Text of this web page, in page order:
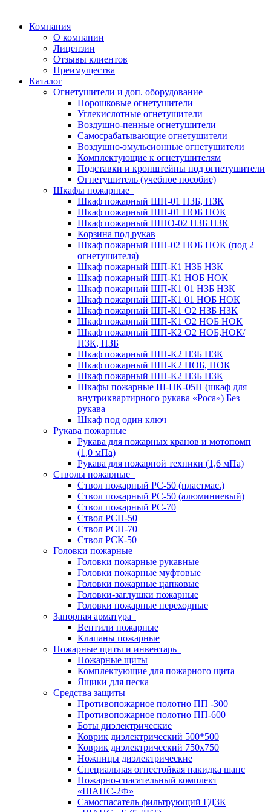
Компания
О компании
Лицензии
Отзывы клиентов
Преимущества
Каталог
Огнетушители и доп. оборудование
Порошковые огнетушители
Углекислотные огнетушители
Воздушно-пенные огнетушители
Самосрабатывающие огнетушители
Воздушно-эмульсионные огнетушители
Комплектующие к огнетушителям
Подставки и кронштейны под огнетушители
Огнетушитель (учебное пособие)
Шкафы пожарные
Шкаф пожарный ШП-01 НЗБ, НЗК
Шкаф пожарный ШП-01 НОБ НОК
Шкаф пожарный ШПО-02 НЗБ НЗК
Корзина под рукав
Шкаф пожарный ШП-02 НОБ НОК (под 2
огнетушителя)
Шкаф пожарный ШП-К1 НЗБ НЗК
Шкаф пожарный ШП-К1 НОБ НОК
Шкаф пожарный ШП-К1 01 НЗБ НЗК
Шкаф пожарный ШП-К1 01 НОБ НОК
Шкаф пожарный ШП-К1 О2 НЗБ НЗК
Шкаф пожарный ШП-К1 О2 НОБ НОК
Шкаф пожарный ШП-К2 О2 НОБ,НОК/
НЗК, НЗБ
Шкаф пожарный ШП-К2 НЗБ НЗК
Шкаф пожарный ШП-К2 НОБ, НОК
Шкаф пожарный ШП-К2 НЗБ НЗК
Шкафы пожарные Ш-ПК-05Н (шкаф для
внутриквартирного рукава «Роса») Без
рукава
Шкаф под один ключ
Рукава пожарные
Рукава для пожарных кранов и мотопомп
(1,0 мПа)
Рукава для пожарной техники (1,6 мПа)
Стволы пожарные
Ствол пожарный РС-50 (пластмас.)
Ствол пожарный РС-50 (алюминиевый)
Ствол пожарный РС-70
Ствол РСП-50
Ствол РСП-70
Ствол РСК-50
Головки пожарные
Головки пожарные рукавные
Головки пожарные муфтовые
Головки пожарные цапковые
Головки-заглушки пожарные
Головки пожарные переходные
Запорная арматура
Вентили пожарные
Клапаны пожарные
Пожарные щиты и инвентарь
Пожарные щиты
Комплектующие для пожарного щита
Ящики для песка
Средства защиты
Противопожарное полотно ПП -300
Противопожарное полотно ПП-600
Боты диэлектрические
Коврик диэлектрический 500*500
Коврик диэлектрический 750х750
Ножницы диэлектрические
Специальная огнестойкая накидка шанс
Пожарно-спасательный комплект
«ШАНС-2Ф»
Самоспасатель фильтрующий ГДЗК